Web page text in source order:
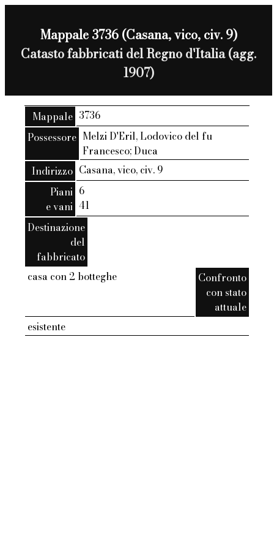
Mappale 3736 (Casana, vico, civ. 9)
Catasto fabbricati del Regno d'Italia (agg.
1907)
Mappale 3736
Possessore Melzi D'Eril, Lodovico del fu
Francesco; Duca
Indirizzo Casana, vico, civ. 9
Piani
e vani
6
41
Destinazione
del
fabbricato
casa con 2 botteghe
Confronto
con stato
attuale
esistente